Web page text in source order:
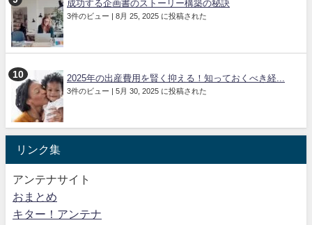
成功する企画書のストーリー構築の秘訣
3件のビュー 8月 25, 2025 に投稿された
2025年の出産費用を賢く抑える！知っておくべき経...
3件のビュー 5月 30, 2025 に投稿された
リンク集
アンテナサイト
おまとめ
キター！アンテナ